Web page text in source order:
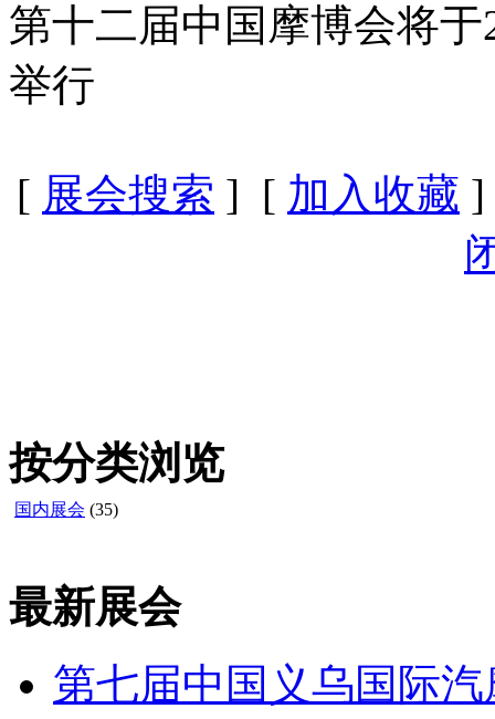
第十二届中国摩博会将
举行
[ 展会搜索 ] [ 加入收藏
按分类浏览
国内展会 (35)
最新展会
第七届中国义乌国际